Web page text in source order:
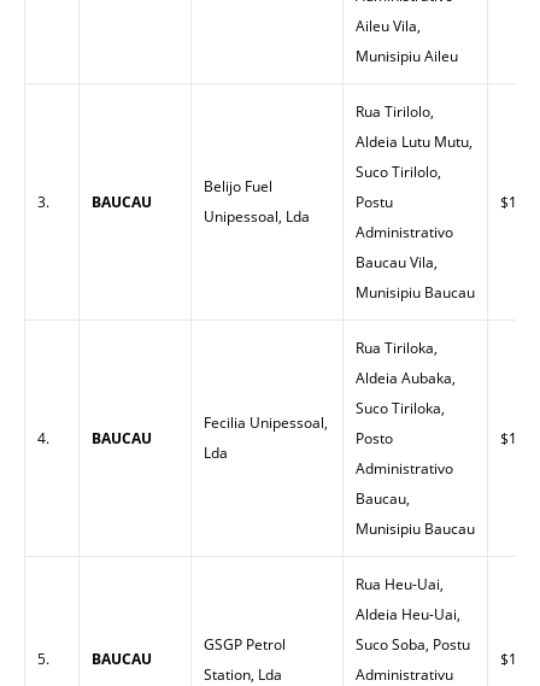
Aileu Vila,
Munisipiu Aileu
3. BAUCAU
Belijo Fuel
Unipessoal, Lda
Rua Tirilolo,
Aldeia Lutu Mutu,
Suco Tirilolo,
Postu
Administrativo
Baucau Vila,
Munisipiu Baucau
$1.50
4. BAUCAU
Fecilia Unipessoal,
Lda
Rua Tiriloka,
Aldeia Aubaka,
Suco Tiriloka,
Posto
Administrativo
Baucau,
Munisipiu Baucau
$1.62
5. BAUCAU
GSGP Petrol
Station, Lda
Rua Heu-Uai,
Aldeia Heu-Uai,
Suco Soba, Postu
Administrativu
$1.52